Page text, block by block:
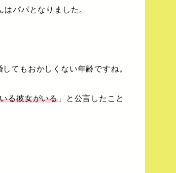
パパとなりました。
てもおかしくない年齢ですね。
る彼女がいる 」と公言したこと